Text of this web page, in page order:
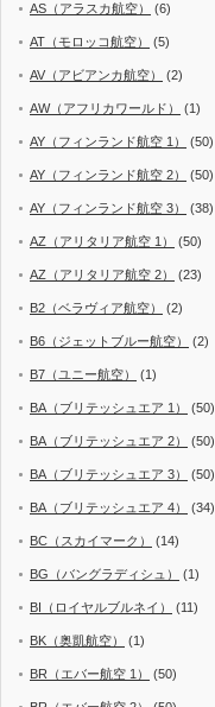
AS（アラスカ航空） (6)
AT（モロッコ航空） (5)
AV（アビアンカ航空） (2)
AW（アフリカワールド） (1)
AY（フィンランド航空 1） (50)
AY（フィンランド航空 2） (50)
AY（フィンランド航空 3） (38)
AZ（アリタリア航空 1） (50)
AZ（アリタリア航空 2） (23)
B2（ベラヴィア航空） (2)
B6（ジェットブルー航空） (2)
B7（ユニー航空） (1)
BA（ブリテッシュエア 1） (50)
BA（ブリテッシュエア 2） (50)
BA（ブリテッシュエア 3） (50)
BA（ブリテッシュエア 4） (34)
BC（スカイマーク） (14)
BG（バングラディシュ） (1)
BI（ロイヤルブルネイ） (11)
BK（奥凱航空） (1)
BR（エバー航空 1） (50)